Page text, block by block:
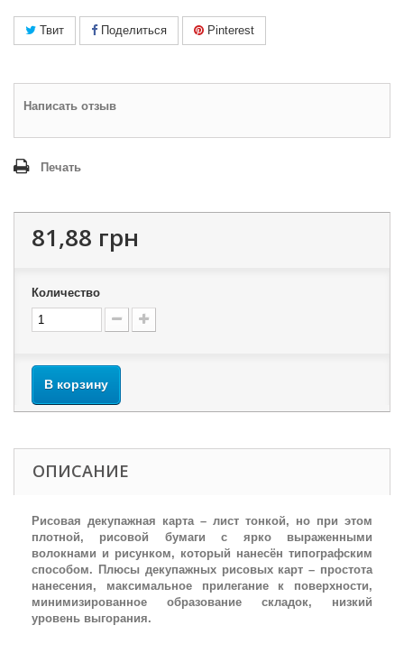
Твит Поделиться Pinterest
Написать отзыв
Печать
81,88 грн
Количество
В корзину
ОПИСАНИЕ
Рисовая декупажная карта – лист тонкой, но при этом
плотной, рисовой бумаги с ярко выраженными
волокнами и рисунком, который нанесён типографским
способом. Плюсы декупажных рисовых карт – простота
нанесения, максимальное прилегание к поверхности,
минимизированное образование складок, низкий
уровень выгорания.